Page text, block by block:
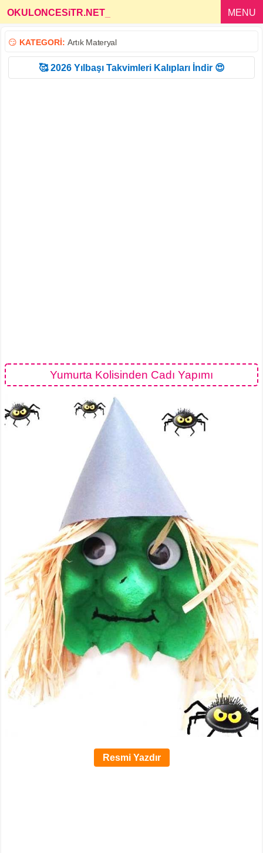
OKULONCESiTR.NET MENU
😏 KATEGORİ: Artık Materyal
🥰 2026 Yılbaşı Takvimleri Kalıpları İndir 😍
Yumurta Kolisinden Cadı Yapımı
Resmi Yazdır